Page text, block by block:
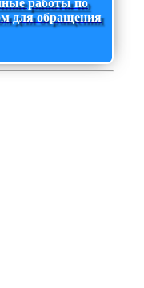
работы по
для обращения